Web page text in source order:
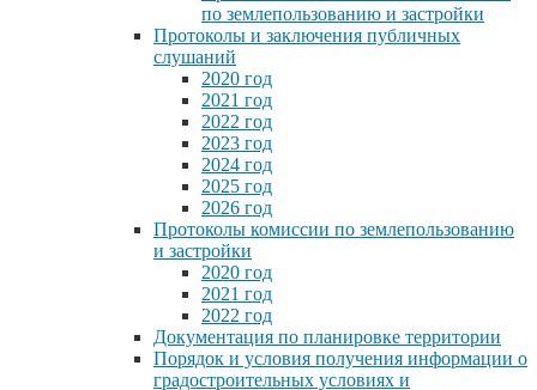
по землепользованию и застройки
Протоколы и заключения публичных
слушаний
2020 год
2021 год
2022 год
2023 год
2024 год
2025 год
2026 год
Протоколы комиссии по землепользованию
и застройки
2020 год
2021 год
2022 год
Документация по планировке территории
Порядок и условия получения информации о
градостроительных условиях и